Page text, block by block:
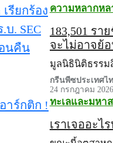
ความหลากห
183,501 ร
จะไม่อาจย้
มูลนิธินิติธรรม
กรีนพีซประเทศไ
24 กรกฎาคม 2026
ทะเลและมหา
เราเจออะไ